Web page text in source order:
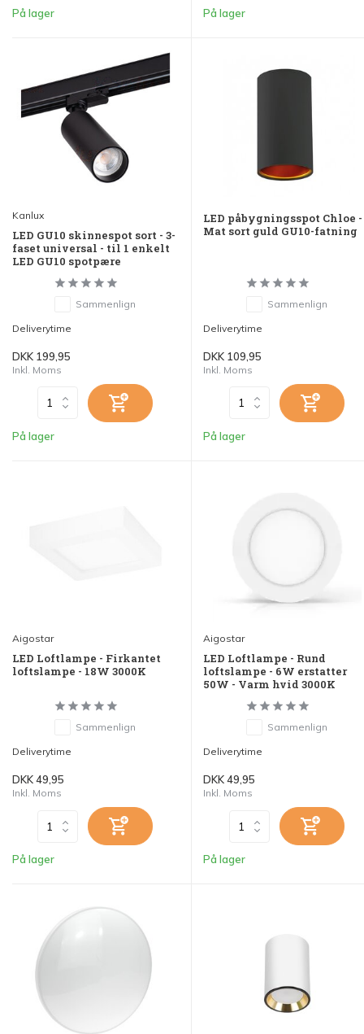
På lager På lager
Kanlux
LED GU10 skinnespot sort - 3-
faset universal - til 1 enkelt
LED GU10 spotpære
Sammenlign
Deliverytime
DKK 199,95
Inkl. Moms
På lager
LED påbygningsspot Chloe -
Mat sort guld GU10-fatning
Sammenlign
Deliverytime
DKK 109,95
Inkl. Moms
På lager
Aigostar
LED Loftlampe - Firkantet
loftslampe - 18W 3000K
Sammenlign
Deliverytime
DKK 49,95
Inkl. Moms
På lager
Aigostar
LED Loftlampe - Rund
loftslampe - 6W erstatter
50W - Varm hvid 3000K
Sammenlign
Deliverytime
DKK 49,95
Inkl. Moms
På lager